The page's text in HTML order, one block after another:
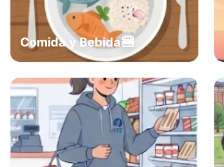
Comida y Bebida🍔